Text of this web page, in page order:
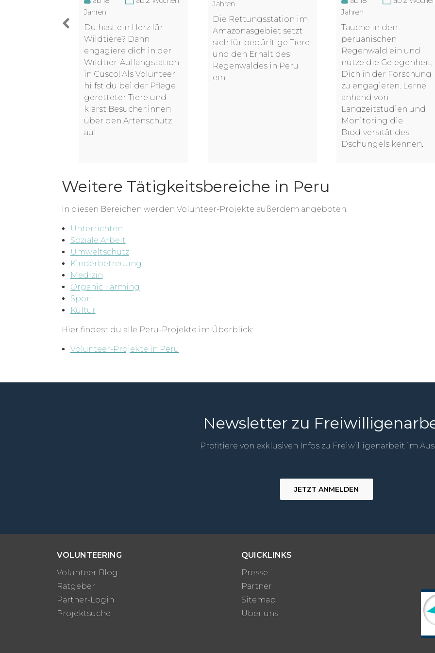
Jahren
Du hast ein Herz für
Wildtiere? Dann
engagiere dich in der
Wildtier-Auffangstation
in Cusco! Als Volunteer
hilfst du bei der Pflege
geretteter Tiere und
klärst Besucher:innen
über den Artenschutz
auf.
Jahren
Die Rettungsstation im
Amazonasgebiet setzt
sich für bedürftige Tiere
und den Erhalt des
Regenwaldes in Peru
ein.
Jahren
Tauche in den
peruanischen
Regenwald ein und
nutze die Gelegenheit,
Dich in der Forschung
zu engagieren. Lerne
anhand von
Langzeitstudien und
Monitoring die
Biodiversität des
Dschungels kennen.
Weitere Tätigkeitsbereiche in Peru
In diesen Bereichen werden Volunteer-Projekte außerdem angeboten:
Unterrichten
Soziale Arbeit
Umweltschutz
Kinderbetreuung
Medizin
Organic Farming
Sport
Kultur
Hier findest du alle Peru-Projekte im Überblick:
Volunteer-Projekte in Peru
Newsletter zu
Profitiere von exklusiven Infos zu Freiwilligenarbeit im
JETZT ANMELDEN
VOLUNTEERING
Volunteer Blog
Ratgeber
Partner-Login
Projektsuche
QUICKLINKS
Presse
Partner
Sitemap
Über uns